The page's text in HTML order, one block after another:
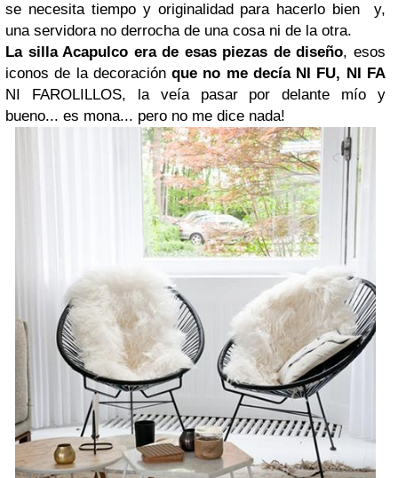
se necesita tiempo y originalidad para hacerlo bien y,
una servidora no derrocha de una cosa ni de la otra.
La sillaAcapulco era de esas piezas de diseño, esos
iconos de la decoraciónque no me decía NI FU, NI FA
NI FAROLILLOS, la veía pasar por delante mío y
bueno... es mona... pero no me dice nada!